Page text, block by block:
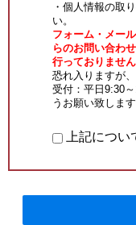
・個人情報の取
い。
フォーム・メー
らのお問い合わ
行っておりません
恐れ入りますが
受付：平日9:30
うお願い致します
上記につい